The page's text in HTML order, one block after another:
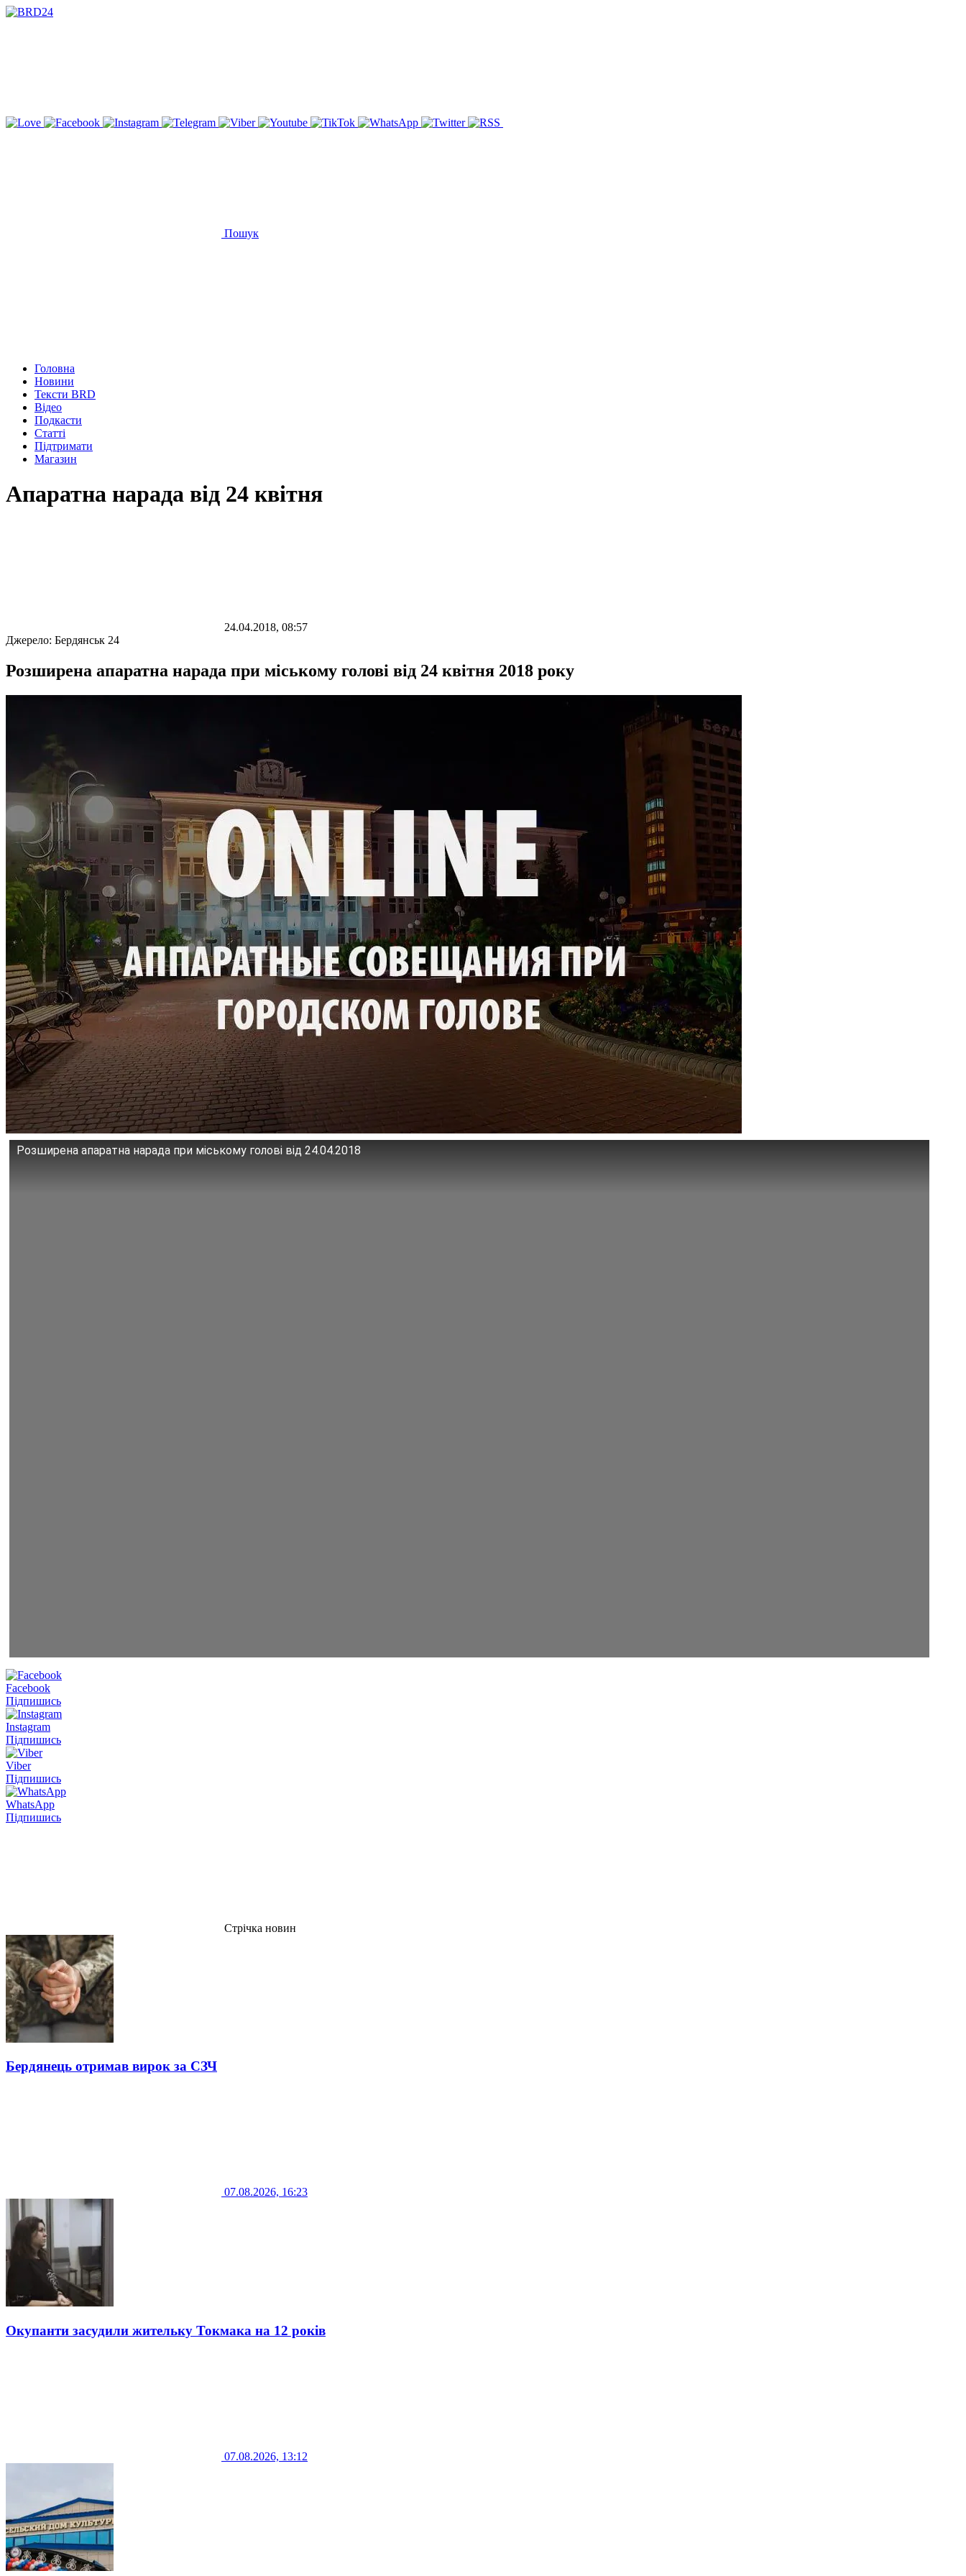
Пошук
Головна
Новини
Тексти BRD
Відео
Подкасти
Статті
Підтримати
Магазин
Апаратна нарада від 24 квітня
24.04.2018, 08:57
Джерело: Бердянськ 24
Розширена апаратна нарада при міському голові від 24 квітня 2018 року
Розширена апаратна нарада при міському голові від 24.04.2018
Facebook
Підпишись
Instagram
Підпишись
Viber
Підпишись
WhatsApp
Підпишись
Стрічка новин
Бердянець отримав вирок за СЗЧ
07.08.2026, 16:23
Окупанти засудили жительку Токмака на 12 років
07.08.2026, 13:12